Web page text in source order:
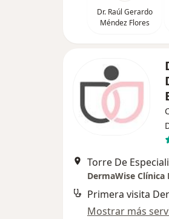
Dr. Raúl Gerardo
Méndez Flores
DermaWise
Primera visita
Mostrar más